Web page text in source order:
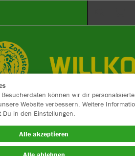
im Teamshop FSV Ilmtal
Zottelstedt
können wir dir personalisierte
Website verbessern. Weitere
Du in den Einstellungen.
Alle akzeptieren